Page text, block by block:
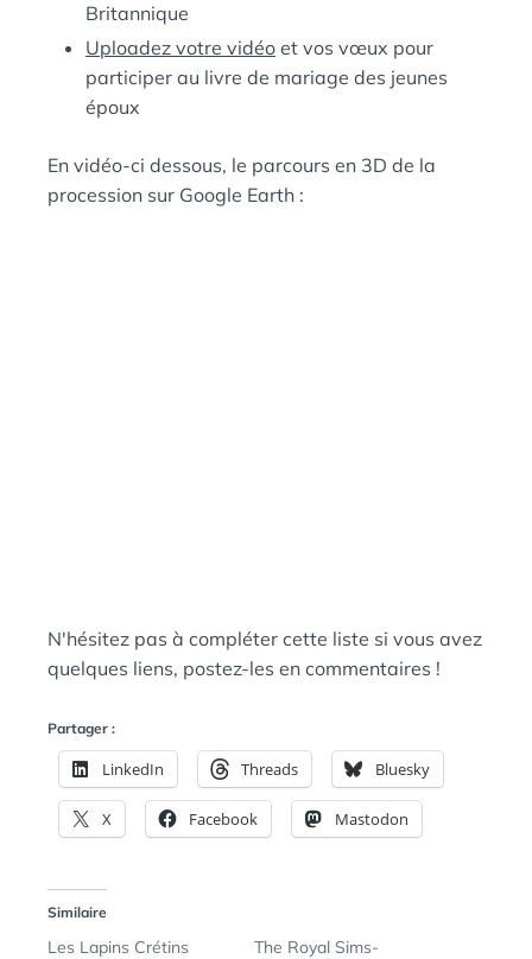
Britannique
Uploadez votre vidéo et vos vœux pour
participer au livre de mariage des jeunes
époux
En vidéo-ci dessous, le parcours en 3D de la
procession sur Google Earth :
N'hésitez pas à compléter cette liste si vous avez
quelques liens, postez-les en commentaires !
Partager :
LinkedIn Threads Bluesky
X Facebook Mastodon
Similaire
Les Lapins Crétins
The Royal Sims-